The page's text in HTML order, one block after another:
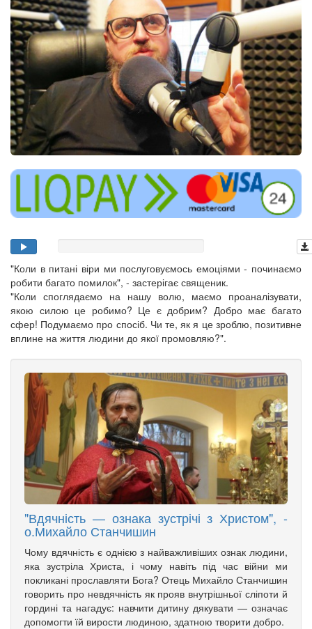
"Коли в питані віри ми послуговуємось емоціями - починаємо
робити багато помилок", - застерігає священик.
"Коли споглядаємо на нашу волю, маємо проаналізувати,
якою силою це робимо? Це є добрим? Добро має багато
сфер! Подумаємо про спосіб. Чи те, як я це зроблю, позитивне
вплине на життя людини до якої промовляю?".
"Вдячність — ознака зустрічі з Христом", -
о.Михайло Станчишин
Чому вдячність є однією з найважливіших ознак людини,
яка зустріла Христа, і чому навіть під час війни ми
покликані прославляти Бога? Отець Михайло Станчишин
говорить про невдячність як прояв внутрішньої сліпоти й
гордині та нагадує: навчити дитину дякувати — означає
допомогти їй вирости людиною, здатною творити добро.